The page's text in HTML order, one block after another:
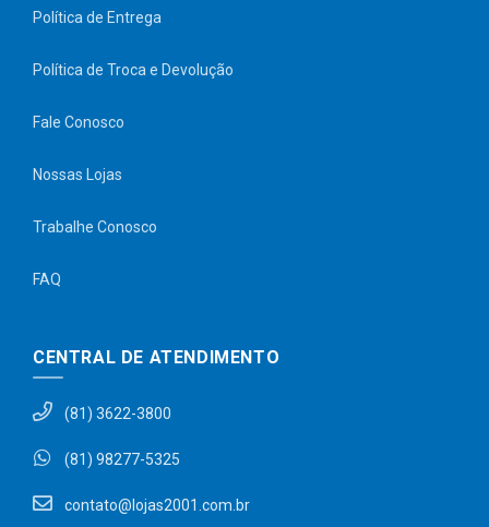
Política de Entrega
Política de Troca e Devolução
Fale Conosco
Nossas Lojas
Trabalhe Conosco
FAQ
CENTRAL DE ATENDIMENTO
(81) 3622-3800
(81) 98277-5325
contato@lojas2001.com.br